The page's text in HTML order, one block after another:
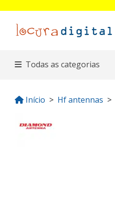
Todas as categorias
Início Hf antennas